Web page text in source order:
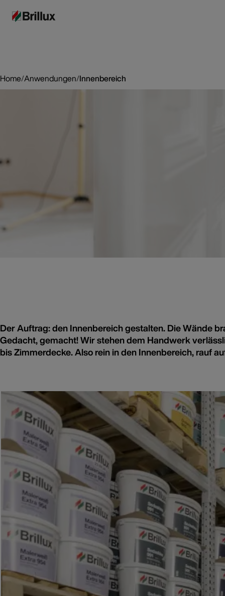
Home/Anwendungen/Innenbereich
Der Auftrag: den Innenbereich gestalten. Die Wände
Gedacht, gemacht! Wir stehen dem Handwerk
bis Zimmerdecke. Also rein in den Innenbereich, rauf